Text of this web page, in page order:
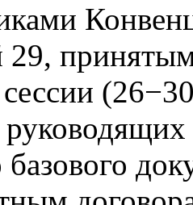
29,